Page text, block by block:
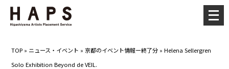
TOP » ニュース・イベント »京都のイベント情報ー終了分 »Helena Sellergren
Solo Exhibition Beyond de VEIL.
メ
ニ
ー